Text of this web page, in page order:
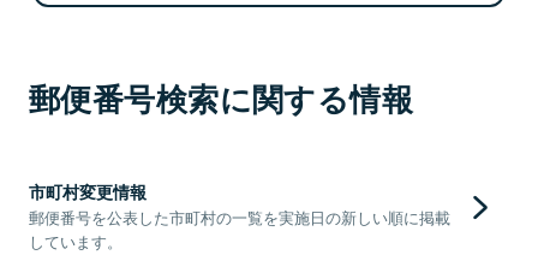
郵便番号検索に関する情報
市町村変更情報
郵便番号を公表した市町村の一覧を実施日の新しい順に掲載
しています。